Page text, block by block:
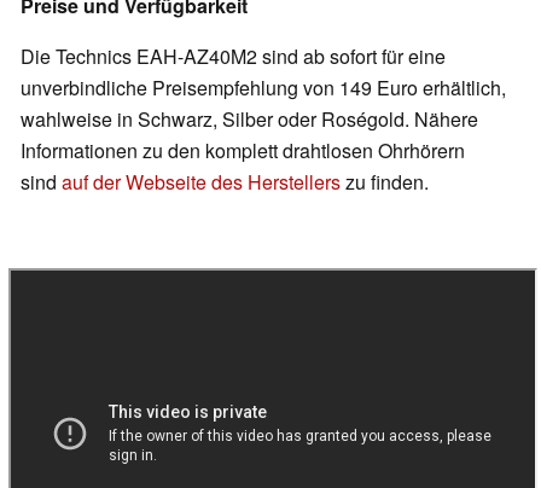
Die Technics EAH-AZ40M2 sind ab sofort für eine
unverbindliche Preisempfehlung von 149 Euro erhältlich,
wahlweise in Schwarz, Silber oder Roségold. Nähere
Informationen zu den komplett drahtlosen Ohrhörern
sind auf der Webseite des Herstellerszu finden.